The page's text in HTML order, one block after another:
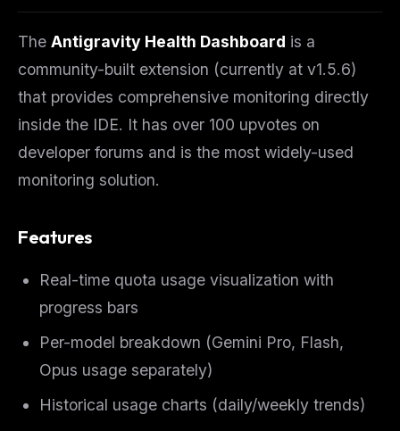
The Antigravity Health Dashboard is a
community-built extension (currently at v1.5.6)
that provides comprehensive monitoring directly
inside the IDE. It has over 100 upvotes on
developer forums and is the most widely-used
monitoring solution.
Features
Real-time quota usage visualization with
progress bars
Per-model breakdown (Gemini Pro, Flash,
Opus usage separately)
Historical usage charts (daily/weekly trends)